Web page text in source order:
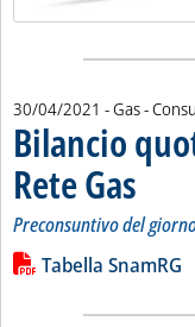
30/04/2021 - Gas -
Bilancio
Rete Gas ..
Preconsuntivo del
Leggi tutta la
Lista allegati
Tabella SnamRG